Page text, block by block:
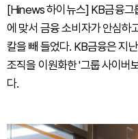
[Hinews 하이뉴스] KB금융그
에 맞서 금융 소비자가 안심하
칼을 빼 들었다. KB금융은 지
조직을 이원화한 '그룹 사이버
다.